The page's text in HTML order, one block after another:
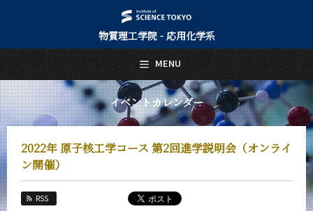
物質理工学院 - 応用化学系
イベントカレンダー
2022年 原子核工学コース 第2回進学説明会（オンライ
ン開催）
RSS
MENU
日本語 English
トップページ
Top Page
応用化学系について
About Us
教育
Education
教員・研究室
Faculty and Laboratories